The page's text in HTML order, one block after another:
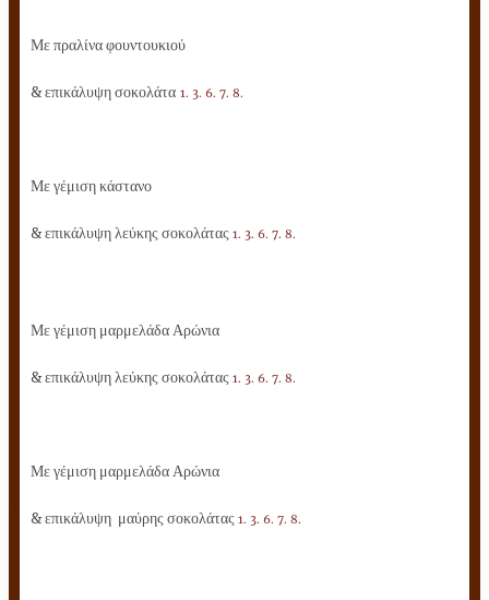
Με πραλίνα φουντουκιού
& επικάλυψη σοκολάτα 1. 3. 6. 7. 8.
Με γέμιση κάστανο
& επικάλυψη λεύκης σοκολάτας 1. 3. 6. 7. 8.
Με γέμιση μαρμελάδα Αρώνια
& επικάλυψη λεύκης σοκολάτας 1. 3. 6. 7. 8.
Με γέμιση μαρμελάδα Αρώνια
& επικάλυψη μαύρης σοκολάτας 1. 3. 6. 7. 8.